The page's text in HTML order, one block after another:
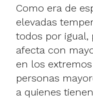
Como era de
elevadas
todos por igual,
afecta con
en los
personas
a quienes